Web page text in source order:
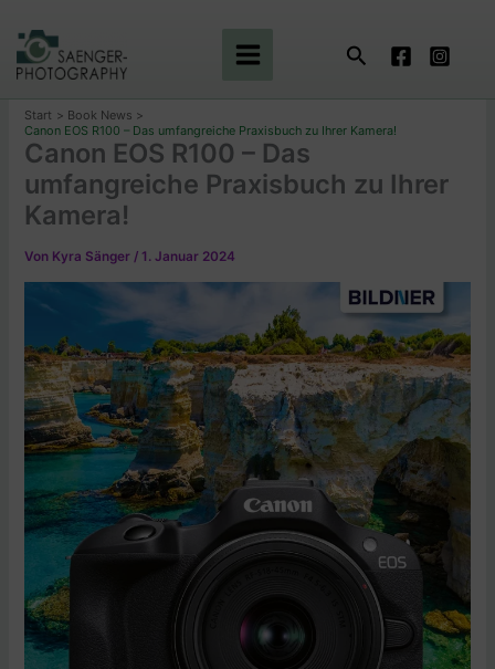
Inhalt
springen
Suchen
Start
Book News
Canon EOS R100 – Das umfangreiche Praxisbuch zu Ihrer Kamera!
Canon EOS R100 – Das
umfangreiche Praxisbuch zu Ihrer
Kamera!
Von Kyra Sänger / 1. Januar 2024